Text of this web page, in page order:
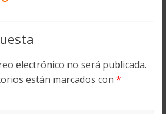
electrónico no será publicada.
están marcados con *